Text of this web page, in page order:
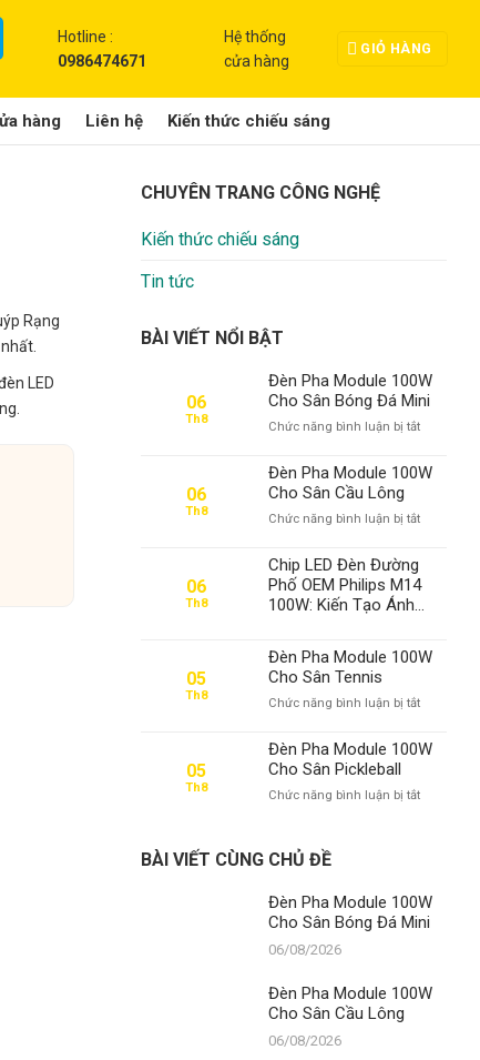
Hotline :
0986474671
Hệ thống
cửa hàng
GIỎ HÀNG
hàng Liên hệ Kiến thức chiếu sáng
Rạng
LED
CHUYÊN TRANG CÔNG NGHỆ
Kiến thức chiếu sáng
Tin tức
BÀI VIẾT NỔI BẬT
06
Th8
Đèn Pha Module 100W
Cho Sân Bóng Đá Mini
Chức năng bình luận bị tắtở
Pha
Module
Cho
Đá
Mini
06
Th8
Đèn Pha Module 100W
Cho Sân Cầu Lông
Chức năng bình luận bị tắtở
100W
Cho
Cầu
06
Th8
Chip LED Đèn Đường
Phố OEM Philips M14
100W: Kiến Tạo Ánh
Của Thành Đạt LED
05
Th8
Đèn Pha Module 100W
Cho Sân Tennis
Chức năng bình luận bị tắtở
Pha
Module
Cho
05
Th8
Đèn Pha Module 100W
Cho Sân Pickleball
Chức năng bình luận bị tắtở
Sân
Pickleball
BÀI VIẾT CÙNG CHỦ ĐỀ
Đèn Pha Module 100W
Cho Sân Bóng Đá Mini
06/08/2026
Đèn Pha Module 100W
Cho Sân Cầu Lông
06/08/2026